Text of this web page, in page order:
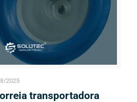
2025
transportadora